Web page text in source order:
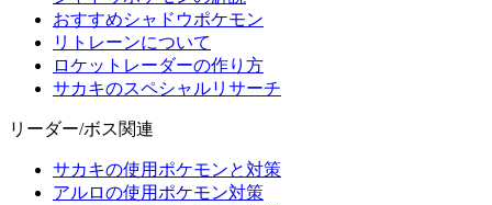
おすすめシャドウポケモン
リトレーンについて
ロケットレーダーの作り方
サカキのスペシャルリサーチ
リーダー/ボス関連
サカキの使用ポケモンと対策
アルロの使用ポケモン対策